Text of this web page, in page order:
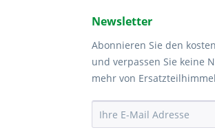
Newsletter
Abonnieren Sie den
und verpassen Sie keine
mehr von